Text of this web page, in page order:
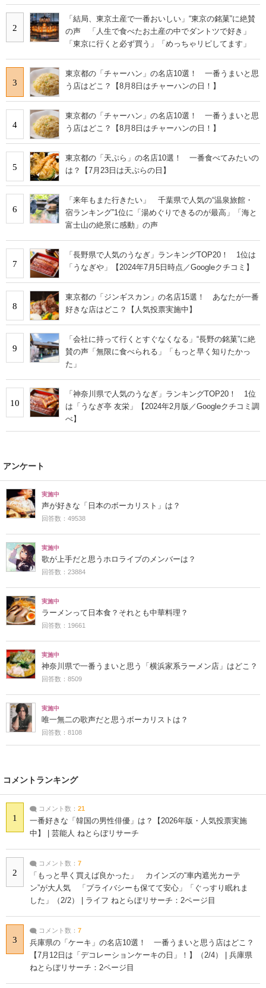
2
「結局、東京土産で一番おいしい」“東京の銘菓”に絶賛
の声 「人生で食べたお土産の中でダントツで好き」
「東京に行くと必ず買う」「めっちゃリピしてます」
3
東京都の「チャーハン」の名店10選！ 一番うまいと思
う店はどこ？【8月8日はチャーハンの日！】
4
東京都の「チャーハン」の名店10選！ 一番うまいと思
う店はどこ？【8月8日はチャーハンの日！】
5
東京都の「天ぷら」の名店10選！ 一番食べてみたいの
は？【7月23日は天ぷらの日】
6
「来年もまた行きたい」 千葉県で人気の“温泉旅館・
宿ランキング”1位に「湯めぐりできるのが最高」「海と
富士山の絶景に感動」の声
7
「長野県で人気のうなぎ」ランキングTOP20！ 1位は
「うなぎや」【2024年7月5日時点／Googleクチコミ】
8
東京都の「ジンギスカン」の名店15選！ あなたが一番
好きな店はどこ？【人気投票実施中】
9
「会社に持って行くとすぐなくなる」“長野の銘菓”に絶
賛の声「無限に食べられる」「もっと早く知りたかっ
た」
10
「神奈川県で人気のうなぎ」ランキングTOP20！ 1位
は「うなぎ亭 友栄」【2024年2月版／Googleクチコミ調
べ】
アンケート
実施中
声が好きな「日本のボーカリスト」は？
回答数：49538
実施中
歌が上手だと思うホロライブのメンバーは？
回答数：23884
実施中
ラーメンって日本食？それとも中華料理？
回答数：19661
実施中
神奈川県で一番うまいと思う「横浜家系ラーメン店」はどこ？
回答数：8509
実施中
唯一無二の歌声だと思うボーカリストは？
回答数：8108
コメントランキング
1
コメント数： 21
一番好きな「韓国の男性俳優」は？【2026年版・人気投票実施
中】 | 芸能人 ねとらぼリサーチ
2
コメント数： 7
「もっと早く買えば良かった」 カインズの“車内遮光カーテ
ン”が大人気 「プライバシーも保てて安心」「ぐっすり眠れま
した」（2/2） | ライフ ねとらぼリサーチ：2ページ目
3
コメント数： 7
兵庫県の「ケーキ」の名店10選！ 一番うまいと思う店はどこ？
【7月12日は「デコレーションケーキの日」！】（2/4） | 兵庫県
ねとらぼリサーチ：2ページ目